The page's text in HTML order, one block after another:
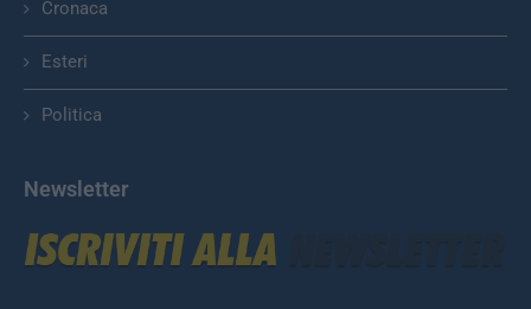
Cronaca
Esteri
Politica
Newsletter